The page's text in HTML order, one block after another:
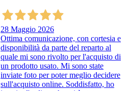
28 Maggio 2026
Ottima comunicazione, con cortesia e
disponibilità da parte del reparto al
quale mi sono rivolto per l'acquisto di
un prodotto usato. Mi sono state
inviate foto per poter meglio decidere
sull'acquisto online. Soddisfatto, ho